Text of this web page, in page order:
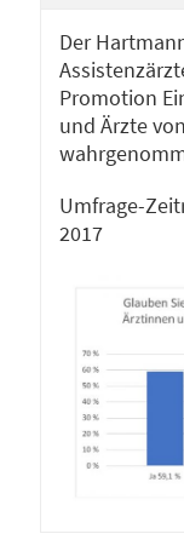
Der
Promotion
und Ärzte
Umfrage-
2017